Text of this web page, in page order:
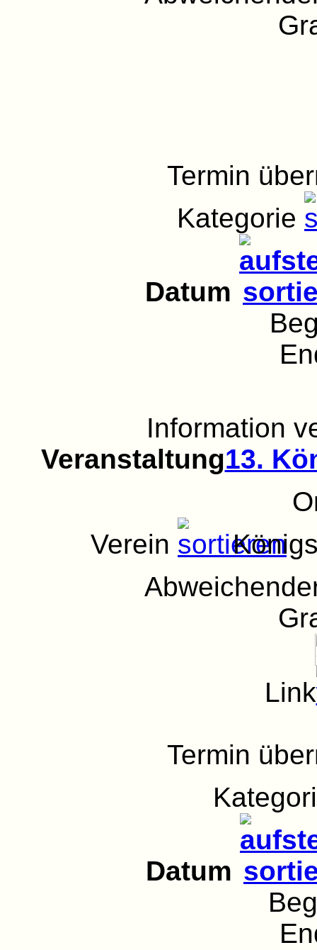
Termin
Kategorie
Datum
Information
Veranstaltung13.
Verein
Link
Termin
Datum